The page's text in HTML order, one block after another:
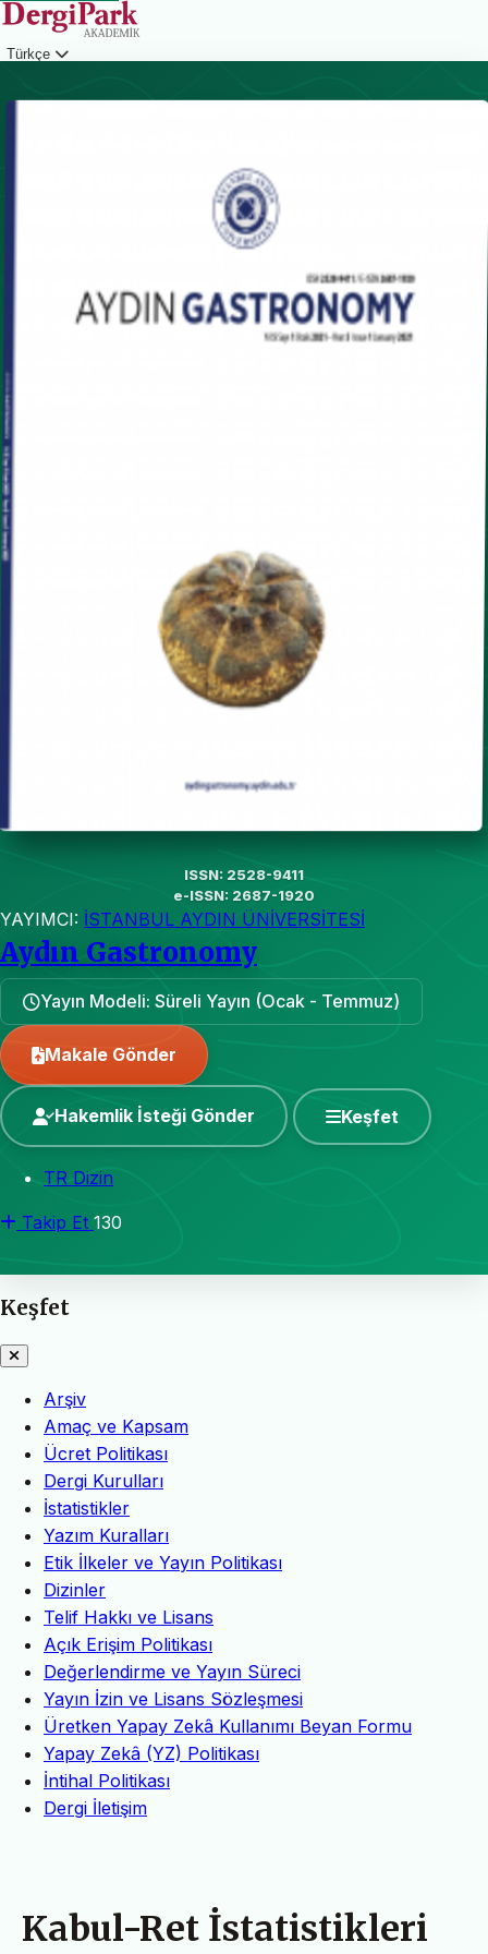
Türkçe
ISSN: 2528-9411
e-ISSN: 2687-1920
YAYIMCI: İSTANBUL AYDIN ÜNİVERSİTESİ
Aydın Gastronomy
Yayın Modeli: Süreli Yayın (Ocak - Temmuz)
Makale Gönder
Hakemlik İsteği Gönder Keşfet
TR Dizin
Takip Et 130
Keşfet
Arşiv
Amaç ve Kapsam
Ücret Politikası
Dergi Kurulları
İstatistikler
Yazım Kuralları
Etik İlkeler ve Yayın Politikası
Dizinler
Telif Hakkı ve Lisans
Açık Erişim Politikası
Değerlendirme ve Yayın Süreci
Yayın İzin ve Lisans Sözleşmesi
Üretken Yapay Zekâ Kullanımı Beyan Formu
Yapay Zekâ (YZ) Politikası
İntihal Politikası
Dergi İletişim
Kabul-Ret İstatistikleri